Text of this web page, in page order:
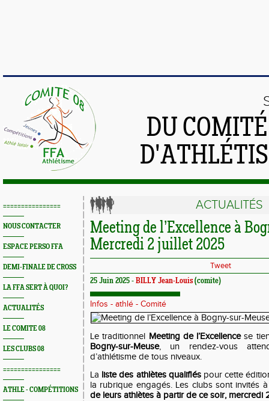
DU
================
NOUS CONTACTER
ESPACE PERSO FFA
DEMI-FINALE DE CROSS
LA FFA SERT À QUOI?
ACTUALITÉS
LE COMITE 08
LES CLUBS 08
================
ATHLE - COMPÉTITIONS
ACTUALITÉS
Meeting de l’Excellence à
Mercredi 2 juillet 2025
Tweet
25 Juin 2025 - BILLY Jean-Louis(comite)
Infos - athlé - Comité
Le traditionnel Meeting de l’Excellencese
Bogny-sur-Meuse, un rendez-vous
d’athlétisme de tous niveaux.
La liste des athlètes qualifiéspour cette
la rubrique engagés. Les clubs sont invités
de leurs athlètes à partir de ce soir, mercredi